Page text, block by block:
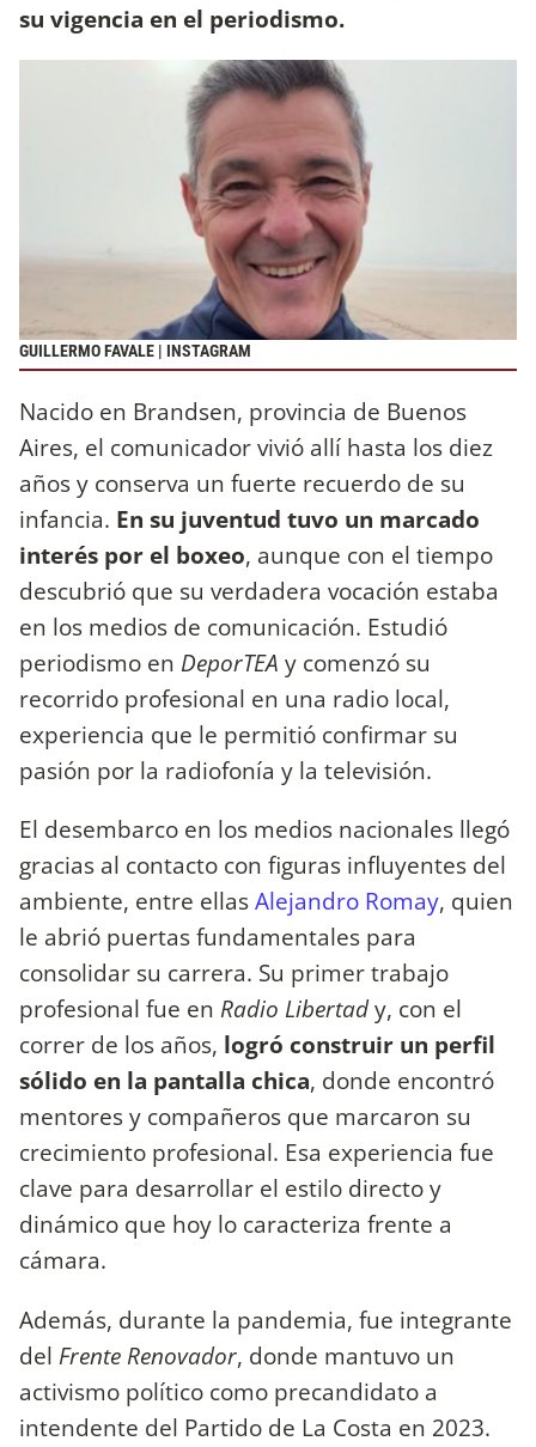
su vigencia en el periodismo.
GUILLERMO FAVALE | INSTAGRAM
Nacido en Brandsen, provincia de Buenos
Aires, el comunicador vivió allí hasta los diez
años y conserva un fuerte recuerdo de su
infancia. En su juventud tuvo un marcado
interés por el boxeo, aunque con el tiempo
descubrió que su verdadera vocación estaba
en los medios de comunicación. Estudió
periodismo en DeporTEA y comenzó su
recorrido profesional en una radio local,
experiencia que le permitió confirmar su
pasión por la radiofonía y la televisión.
El desembarco en los medios nacionales llegó
gracias al contacto con figuras influyentes del
ambiente, entre ellasAlejandro Romay, quien
le abrió puertas fundamentales para
consolidar su carrera. Su primer trabajo
profesional fue en Radio Libertady, con el
correr de los años, logró construir un perfil
sólido en la pantalla chica, donde encontró
mentores y compañeros que marcaron su
crecimiento profesional. Esa experiencia fue
clave para desarrollar el estilo directo y
dinámico que hoy lo caracteriza frente a
cámara.
Además, durante la pandemia, fue integrante
del Frente Renovador, donde mantuvo un
activismo político como precandidato a
intendente del Partido de La Costa en 2023.